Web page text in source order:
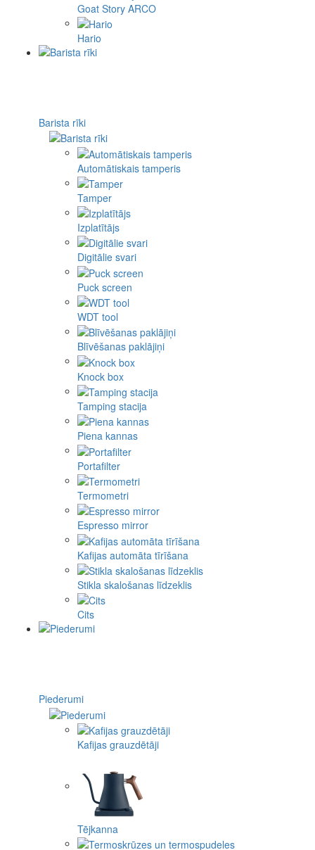
Goat Story ARCO
Hario
Barista rīki
Automātiskais tamperis
Tamper
Izplatītājs
Digitālie svari
Puck screen
WDT tool
Blīvēšanas paklājiņi
Knock box
Tamping stacija
Piena kannas
Portafilter
Termometri
Espresso mirror
Kafijas automāta tīrīšana
Stikla skalošanas līdzeklis
Cits
Piederumi
Kafijas grauzdētāji
Tējkanna